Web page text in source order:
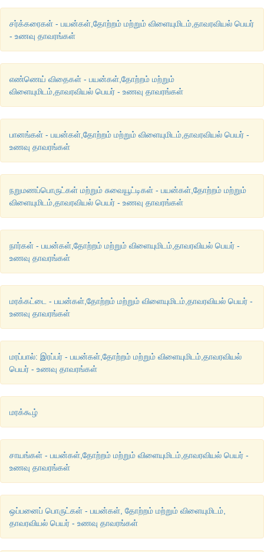
சர்க்கரைகள் - பயன்கள்,தோற்றம் மற்றும் விளையுமிடம்,தாவரவியல் பெயர்
- உணவு தாவரங்கள்
எண்ணெய் விதைகள் - பயன்கள்,தோற்றம் மற்றும்
விளையுமிடம்,தாவரவியல் பெயர் - உணவு தாவரங்கள்
பானங்கள் - பயன்கள்,தோற்றம் மற்றும் விளையுமிடம்,தாவரவியல் பெயர் -
உணவு தாவரங்கள்
நறுமணப்பொருட்கள் மற்றும் சுவையூட்டிகள் - பயன்கள்,தோற்றம் மற்றும்
விளையுமிடம்,தாவரவியல் பெயர் - உணவு தாவரங்கள்
நார்கள் - பயன்கள்,தோற்றம் மற்றும் விளையுமிடம்,தாவரவியல் பெயர் -
உணவு தாவரங்கள்
மரக்கட்டை - பயன்கள்,தோற்றம் மற்றும் விளையுமிடம்,தாவரவியல் பெயர் -
உணவு தாவரங்கள்
மரப்பால்: இரப்பர் - பயன்கள்,தோற்றம் மற்றும் விளையுமிடம்,தாவரவியல்
பெயர் - உணவு தாவரங்கள்
மரக்கூழ்
சாயங்கள் - பயன்கள்,தோற்றம் மற்றும் விளையுமிடம்,தாவரவியல் பெயர் -
உணவு தாவரங்கள்
ஒப்பனைப் பொருட்கள் - பயன்கள், தோற்றம் மற்றும் விளையுமிடம்,
தாவரவியல் பெயர் - உணவு தாவரங்கள்